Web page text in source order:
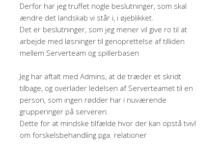
Derfor har jeg truffet nogle beslutninger, som skal
ændre det landskab vi står i, i øjeblikket.
Det er beslutninger, som jeg mener vil give ro til at
arbejde med løsninger til genoprettelse af tilliden
mellem Serverteam og spillerbasen
Jeg har aftalt med Admins, at de træder et skridt
tilbage, og overlader ledelsen af Serverteamet til en
person, som ingen rødder har i nuværende
grupperinger på serveren.
Dette for at mindske tilfælde hvor der kan opstå tvivl
om forskelsbehandling pga. relationer